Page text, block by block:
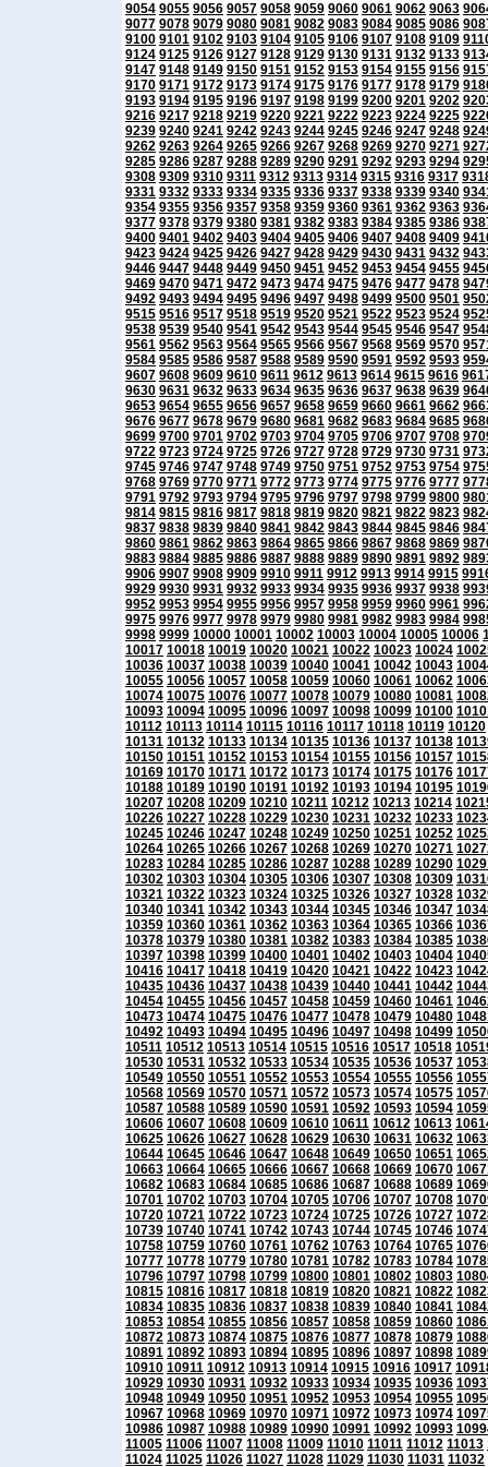
9054 9055 9056 9057 9058 9059 9060 9061 9062 9063
9077 9078 9079 9080 9081 9082 9083 9084 9085 9086
9100 9101 9102 9103 9104 9105 9106 9107 9108 9109
9124 9125 9126 9127 9128 9129 9130 9131 9132 9133
9147 9148 9149 9150 9151 9152 9153 9154 9155 9156
9170 9171 9172 9173 9174 9175 9176 9177 9178 9179
9193 9194 9195 9196 9197 9198 9199 9200 9201 9202
9216 9217 9218 9219 9220 9221 9222 9223 9224 9225
9239 9240 9241 9242 9243 9244 9245 9246 9247 9248
9262 9263 9264 9265 9266 9267 9268 9269 9270 9271
9285 9286 9287 9288 9289 9290 9291 9292 9293 9294
9308 9309 9310 9311 9312 9313 9314 9315 9316 9317
9331 9332 9333 9334 9335 9336 9337 9338 9339 9340
9354 9355 9356 9357 9358 9359 9360 9361 9362 9363
9377 9378 9379 9380 9381 9382 9383 9384 9385 9386
9400 9401 9402 9403 9404 9405 9406 9407 9408 9409
9423 9424 9425 9426 9427 9428 9429 9430 9431 9432
9446 9447 9448 9449 9450 9451 9452 9453 9454 9455
9469 9470 9471 9472 9473 9474 9475 9476 9477 9478
9492 9493 9494 9495 9496 9497 9498 9499 9500 9501
9515 9516 9517 9518 9519 9520 9521 9522 9523 9524
9538 9539 9540 9541 9542 9543 9544 9545 9546 9547
9561 9562 9563 9564 9565 9566 9567 9568 9569 9570
9584 9585 9586 9587 9588 9589 9590 9591 9592 9593
9607 9608 9609 9610 9611 9612 9613 9614 9615 9616
9630 9631 9632 9633 9634 9635 9636 9637 9638 9639
9653 9654 9655 9656 9657 9658 9659 9660 9661 9662
9676 9677 9678 9679 9680 9681 9682 9683 9684 9685
9699 9700 9701 9702 9703 9704 9705 9706 9707 9708
9722 9723 9724 9725 9726 9727 9728 9729 9730 9731
9745 9746 9747 9748 9749 9750 9751 9752 9753 9754
9768 9769 9770 9771 9772 9773 9774 9775 9776 9777
9791 9792 9793 9794 9795 9796 9797 9798 9799 9800
9814 9815 9816 9817 9818 9819 9820 9821 9822 9823
9837 9838 9839 9840 9841 9842 9843 9844 9845 9846
9860 9861 9862 9863 9864 9865 9866 9867 9868 9869
9883 9884 9885 9886 9887 9888 9889 9890 9891 9892
9906 9907 9908 9909 9910 9911 9912 9913 9914 9915
9929 9930 9931 9932 9933 9934 9935 9936 9937 9938
9952 9953 9954 9955 9956 9957 9958 9959 9960 9961
9975 9976 9977 9978 9979 9980 9981 9982 9983 9984
9998 9999 10000 10001 10002 10003 10004 10005 10006
10017 10018 10019 10020 10021 10022 10023 10024
10036 10037 10038 10039 10040 10041 10042 10043
10055 10056 10057 10058 10059 10060 10061 10062
10074 10075 10076 10077 10078 10079 10080 10081
10093 10094 10095 10096 10097 10098 10099 10100
10112 10113 10114 10115 10116 10117 10118 10119 10120
10131 10132 10133 10134 10135 10136 10137 10138
10150 10151 10152 10153 10154 10155 10156 10157
10169 10170 10171 10172 10173 10174 10175 10176
10188 10189 10190 10191 10192 10193 10194 10195
10207 10208 10209 10210 10211 10212 10213 10214
10226 10227 10228 10229 10230 10231 10232 10233
10245 10246 10247 10248 10249 10250 10251 10252
10264 10265 10266 10267 10268 10269 10270 10271
10283 10284 10285 10286 10287 10288 10289 10290
10302 10303 10304 10305 10306 10307 10308 10309
10321 10322 10323 10324 10325 10326 10327 10328
10340 10341 10342 10343 10344 10345 10346 10347
10359 10360 10361 10362 10363 10364 10365 10366
10378 10379 10380 10381 10382 10383 10384 10385
10397 10398 10399 10400 10401 10402 10403 10404
10416 10417 10418 10419 10420 10421 10422 10423
10435 10436 10437 10438 10439 10440 10441 10442
10454 10455 10456 10457 10458 10459 10460 10461
10473 10474 10475 10476 10477 10478 10479 10480
10492 10493 10494 10495 10496 10497 10498 10499
10511 10512 10513 10514 10515 10516 10517 10518
10530 10531 10532 10533 10534 10535 10536 10537
10549 10550 10551 10552 10553 10554 10555 10556
10568 10569 10570 10571 10572 10573 10574 10575
10587 10588 10589 10590 10591 10592 10593 10594
10606 10607 10608 10609 10610 10611 10612 10613
10625 10626 10627 10628 10629 10630 10631 10632
10644 10645 10646 10647 10648 10649 10650 10651
10663 10664 10665 10666 10667 10668 10669 10670
10682 10683 10684 10685 10686 10687 10688 10689
10701 10702 10703 10704 10705 10706 10707 10708
10720 10721 10722 10723 10724 10725 10726 10727
10739 10740 10741 10742 10743 10744 10745 10746
10758 10759 10760 10761 10762 10763 10764 10765
10777 10778 10779 10780 10781 10782 10783 10784
10796 10797 10798 10799 10800 10801 10802 10803
10815 10816 10817 10818 10819 10820 10821 10822
10834 10835 10836 10837 10838 10839 10840 10841
10853 10854 10855 10856 10857 10858 10859 10860
10872 10873 10874 10875 10876 10877 10878 10879
10891 10892 10893 10894 10895 10896 10897 10898
10910 10911 10912 10913 10914 10915 10916 10917
10929 10930 10931 10932 10933 10934 10935 10936
10948 10949 10950 10951 10952 10953 10954 10955
10967 10968 10969 10970 10971 10972 10973 10974
10986 10987 10988 10989 10990 10991 10992 10993
11005 11006 11007 11008 11009 11010 11011 11012 11013
11024 11025 11026 11027 11028 11029 11030 11031 11032